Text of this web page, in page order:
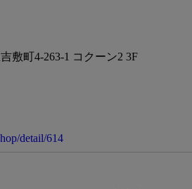
敷町4-263-1 コクーン2 3F
detail/614